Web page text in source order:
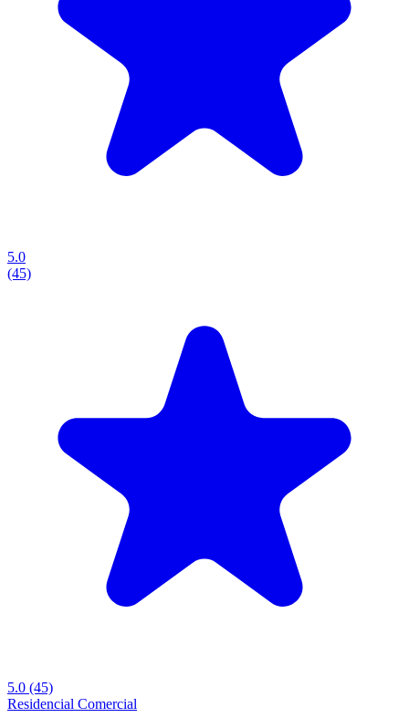
5.0
(45)
5.0 (45)
Residencial Comercial